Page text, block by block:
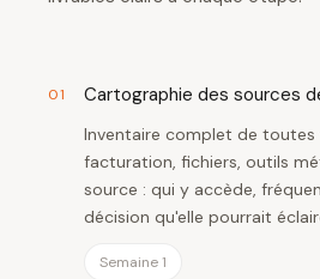
01 Cartographie des sources
Inventaire complet de toutes
facturation, fichiers, outils
source : qui y accède,
décision qu'elle pourrait
Semaine 1